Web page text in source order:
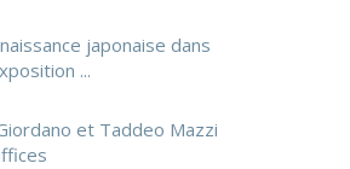
japonaise dans
...
et Taddeo Mazzi